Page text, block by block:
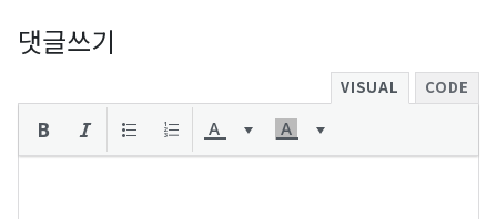
댓글쓰기
VISUAL CODE